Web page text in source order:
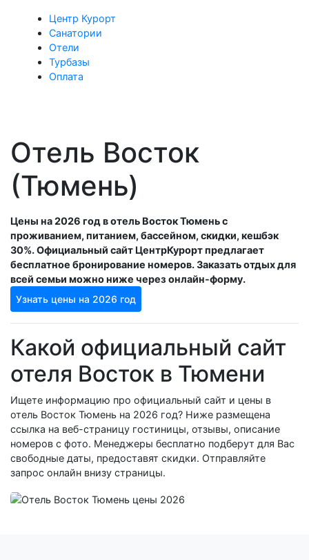
Центр Курорт
Санатории
Отели
Турбазы
Оплата
Отель Восток
(Тюмень)
Цены на 2026 год в отель Восток Тюмень с
проживанием, питанием, бассейном, скидки, кешбэк
30%. Официальный сайт ЦентрКурорт предлагает
бесплатное бронирование номеров. Заказать отдых для
всей семьи можно ниже через онлайн-форму.
Узнать цены на 2026 год
Какой официальный сайт
отеля Восток в Тюмени
Ищете информацию про официальный сайт и цены в
отель Восток Тюмень на 2026 год? Ниже размещена
ссылка на веб-страницу гостиницы, отзывы, описание
номеров с фото. Менеджеры бесплатно подберут для Вас
свободные даты, предоставят скидки. Отправляйте
запрос онлайн внизу страницы.